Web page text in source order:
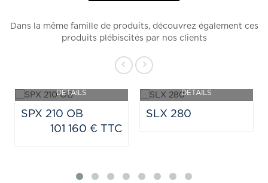
Dans la même famille de produits, découvrez également ces
produits plébiscités par nos clients
DÉTAILS
NOUVEAUTÉ
SPX 210 OB
101 160 € TTC
DÉTAILS
PRIX SUR DEMANDE
SLX 280